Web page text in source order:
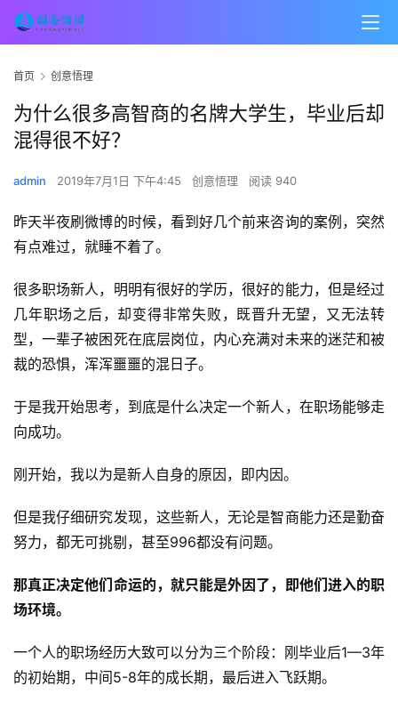
首页 创意悟理
为什么很多高智商的名牌大学生，毕业后却
混得很不好？
admin 2019年7月1日 下午4:45 创意悟理 阅读 940
昨天半夜刷微博的时候，看到好几个前来咨询的案例，突然
有点难过，就睡不着了。
很多职场新人，明明有很好的学历，很好的能力，但是经过
几年职场之后，却变得非常失败，既晋升无望，又无法转
型，一辈子被困死在底层岗位，内心充满对未来的迷茫和被
裁的恐惧，浑浑噩噩的混日子。
于是我开始思考，到底是什么决定一个新人，在职场能够走
向成功。
刚开始，我以为是新人自身的原因，即内因。
但是我仔细研究发现，这些新人，无论是智商能力还是勤奋
努力，都无可挑剔，甚至996都没有问题。
那真正决定他们命运的，就只能是外因了，即他们进入的职
场环境。
一个人的职场经历大致可以分为三个阶段：刚毕业后1—3年
的初始期，中间5-8年的成长期，最后进入飞跃期。